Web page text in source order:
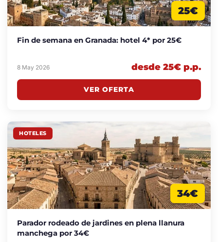
25€
Fin de semana en Granada: hotel 4* por 25€
8 May 2026 desde 25€ p.p.
VER OFERTA
HOTELES
34€
Parador rodeado de jardines en plena llanura
manchega por 34€